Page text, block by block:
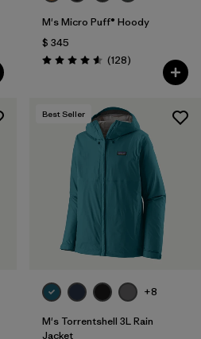
M's Micro Puff® Hoody
$ 345
Valoración: 4.6 / 5
(128Comentarios
)
Best Seller
+8
M's Torrentshell 3L Rain
Jacket